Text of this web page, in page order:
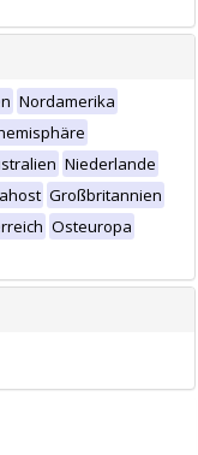
Nordamerika
Niederlande
Großbritannien
Osteuropa